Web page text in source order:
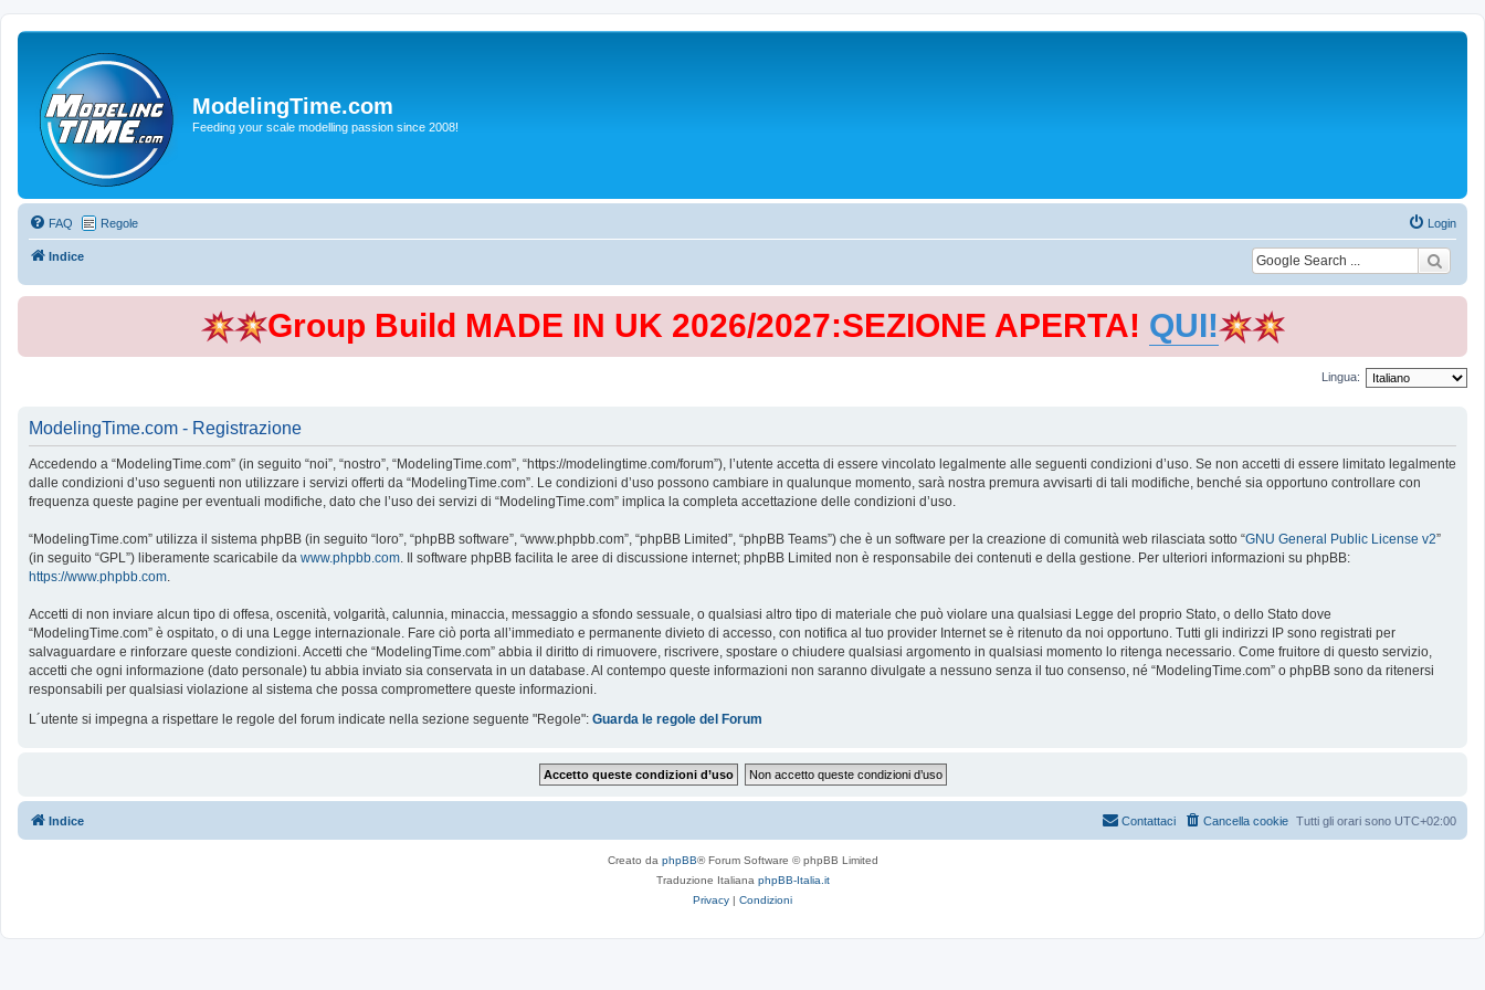
ModelingTime.com
Feeding your scale modelling passion since 2008!
FAQ Regole Login
Indice
Group Build MADE IN UK 2026/2027:SEZIONE APERTA! QUI!
Lingua:
ModelingTime.com - Registrazione
Accedendo a “ModelingTime.com” (in seguito “noi”, “nostro”, “ModelingTime.com”, “https://modelingtime.com/forum”), l’utente accetta di essere vincolato legalmente alle seguenti condizioni d’uso. Se non accetti di essere limitato legalmente
dalle condizioni d’uso seguenti non utilizzare i servizi offerti da “ModelingTime.com”. Le condizioni d’uso possono cambiare in qualunque momento, sarà nostra premura avvisarti di tali modifiche, benché sia opportuno controllare con
frequenza queste pagine per eventuali modifiche, dato che l’uso dei servizi di “ModelingTime.com” implica la completa accettazione delle condizioni d’uso.
“ModelingTime.com” utilizza il sistema phpBB (in seguito “loro”, “phpBB software”, “www.phpbb.com”, “phpBB Limited”, “phpBB Teams”) che è un software per la creazione di comunità web rilasciata sotto “GNU General Public License v2”
(in seguito “GPL”) liberamente scaricabile da www.phpbb.com . Il software phpBB facilita le aree di discussione internet; phpBB Limited non è responsabile dei contenuti e della gestione. Per ulteriori informazioni su phpBB:
https://www.phpbb.com
Accetti di non inviare alcun tipo di offesa, oscenità, volgarità, calunnia, minaccia, messaggio a sfondo sessuale, o qualsiasi altro tipo di materiale che può violare una qualsiasi Legge del proprio Stato, o dello Stato dove
“ModelingTime.com” è ospitato, o di una Legge internazionale. Fare ciò porta all’immediato e permanente divieto di accesso, con notifica al tuo provider Internet se è ritenuto da noi opportuno. Tutti gli indirizzi IP sono registrati per
salvaguardare e rinforzare queste condizioni. Accetti che “ModelingTime.com” abbia il diritto di rimuovere, riscrivere, spostare o chiudere qualsiasi argomento in qualsiasi momento lo ritenga necessario. Come fruitore di questo servizio,
accetti che ogni informazione (dato personale) tu abbia inviato sia conservata in un database. Al contempo queste informazioni non saranno divulgate a nessuno senza il tuo consenso, né “ModelingTime.com” o phpBB sono da ritenersi
responsabili per qualsiasi violazione al sistema che possa compromettere queste informazioni.
L´utente si impegna a rispettare le regole del forum indicate nella sezione seguente "Regole": Guarda le regole del Forum
Indice Tutti gli orari sono UTC+02:00
Cancella cookie
Contattaci
Creato da phpBB® Forum Software © phpBB Limited
Traduzione Italiana phpBB-Italia.it
Privacy | Condizioni